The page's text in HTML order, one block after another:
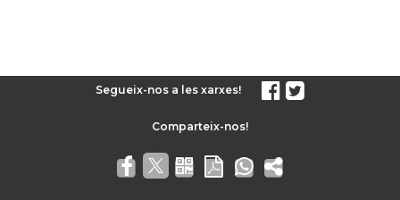
Segueix-nos a les xarxes!